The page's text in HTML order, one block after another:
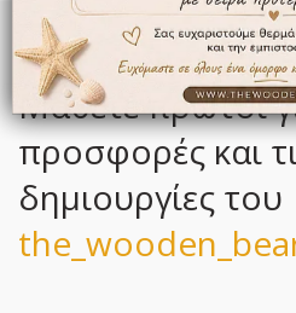
ΚΑΝΤΕ ΕΓΓΡΑΦΗ ΣΤΟ
Μάθετε πρώτοι
προσφορές και
δημιουργίες του